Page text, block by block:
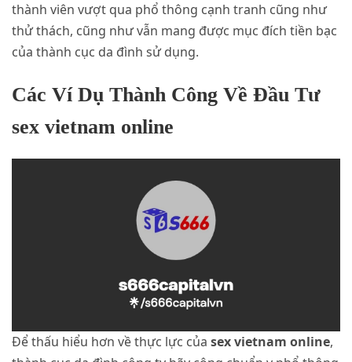
thành viên vượt qua phổ thông cạnh tranh cũng như
thử thách, cũng như vẫn mang được mục đích tiền bạc
của thành cục da đình sử dụng.
Các Ví Dụ Thành Công Về Đầu Tư
sex vietnam online
Để thấu hiểu hơn về thực lực của sex vietnam online,